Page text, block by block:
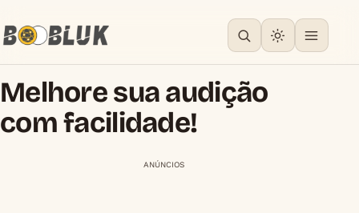
Melhore sua audição
com facilidade!
ANÚNCIOS